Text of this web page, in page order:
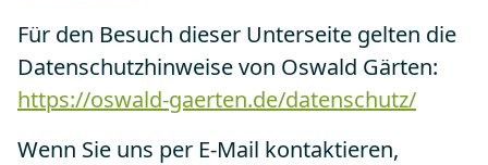
Für den Besuch dieser Unterseite gelten die
Datenschutzhinweise von Oswald Gärten:
https://oswald-gaerten.de/datenschutz/
Wenn Sie uns per E-Mail kontaktieren,